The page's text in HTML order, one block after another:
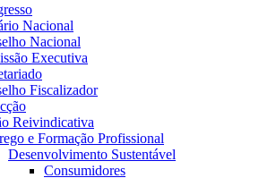
Nacional
Nacional
Executiva
Fiscalizador
Reivindicativa
e Formação Profissional
Desenvolvimento Sustentável
Consumidores